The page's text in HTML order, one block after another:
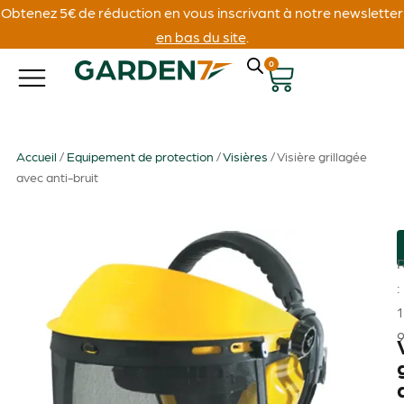
Obtenez 5€ de réduction en vous inscrivant à notre newsletter
en bas du site.
0
Accueil / Equipement de protection /Visières / Visière grillagée
avec anti-bruit
: